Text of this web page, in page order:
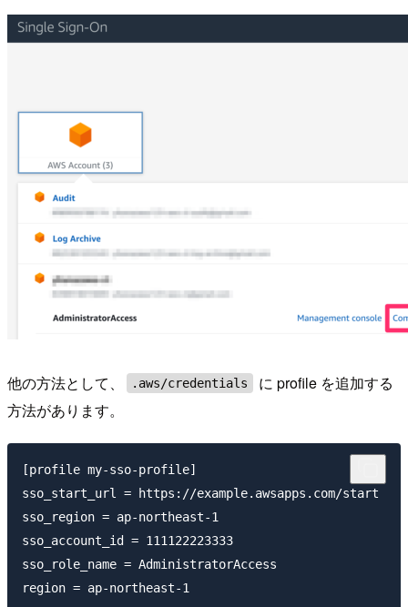
他の方法として、 .aws/credentials
に profile を追加する
方法があります。
[profile my-sso-profile]
sso_start_url = https://example.awsapps.com/start
sso_region = ap-northeast-1
sso_account_id = 111122223333
sso_role_name = AdministratorAccess